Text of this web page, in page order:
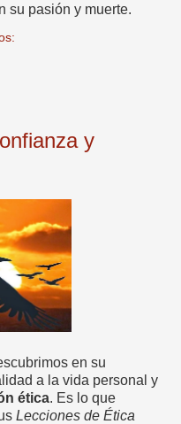
su pasión y muerte.
y
en su
a la vida personal y
ética. Es lo que
Lecciones de Ética